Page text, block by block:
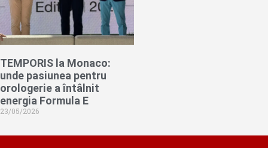
TEMPORIS la Monaco:
unde pasiunea pentru
orologerie a întâlnit
energia Formula E
23/05/2026